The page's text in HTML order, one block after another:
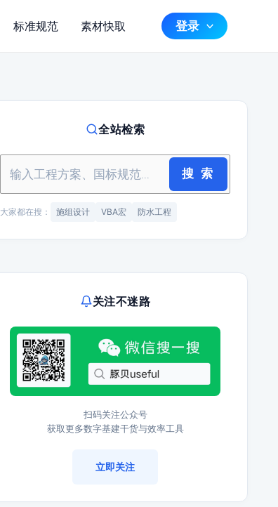
标准规范 素材快取 登录
全站检索
搜 索
大家都在搜： 施组设计 VBA宏 防水工程
关注不迷路
扫码关注公众号
获取更多数字基建干货与效率工具
立即关注